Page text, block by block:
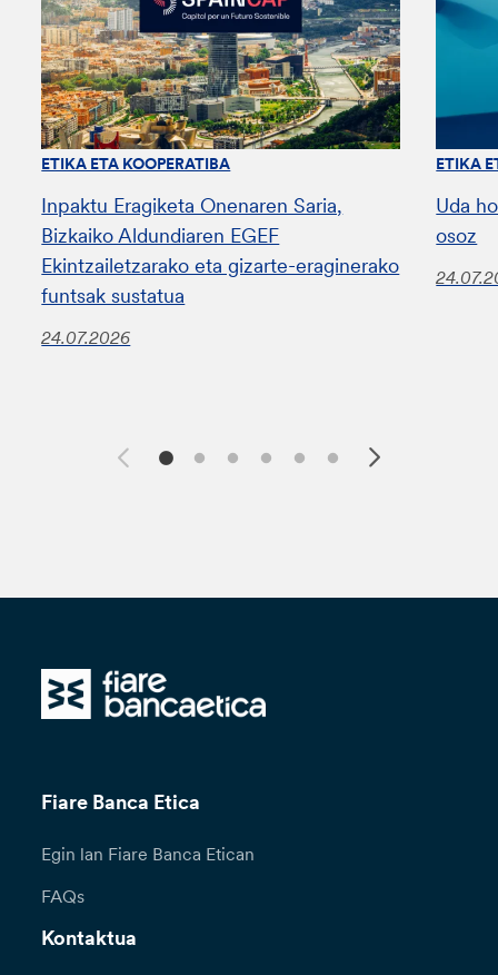
ETIKA ETA KOOPERATIBA
Inpaktu Eragiketa Onenaren Saria,
Bizkaiko Aldundiaren EGEF
Ekintzailetzarako eta gizarte-eraginerako
funtsak sustatua
24.07.2026
ETIKA
Uda
osoz
Fiare Banca Etica
Egin lan Fiare Banca Etican
FAQs
Kontaktua